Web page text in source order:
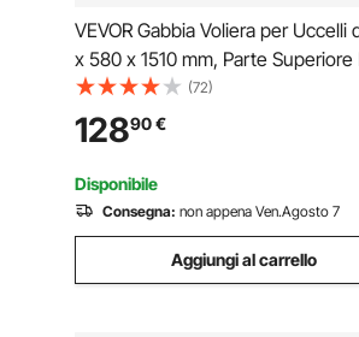
VEVOR Gabbia Voliera per Uccelli
x 580 x 1510 mm, Parte Superiore
in Ferro Battuto con Trespoli,
Estraibile e Mangiatoie in Plastica,
per Pappagallo, Cinciarella
(72)
12890€
Disponibile
Consegna: non appena Ven.Agosto 7
Aggiungi al carrello